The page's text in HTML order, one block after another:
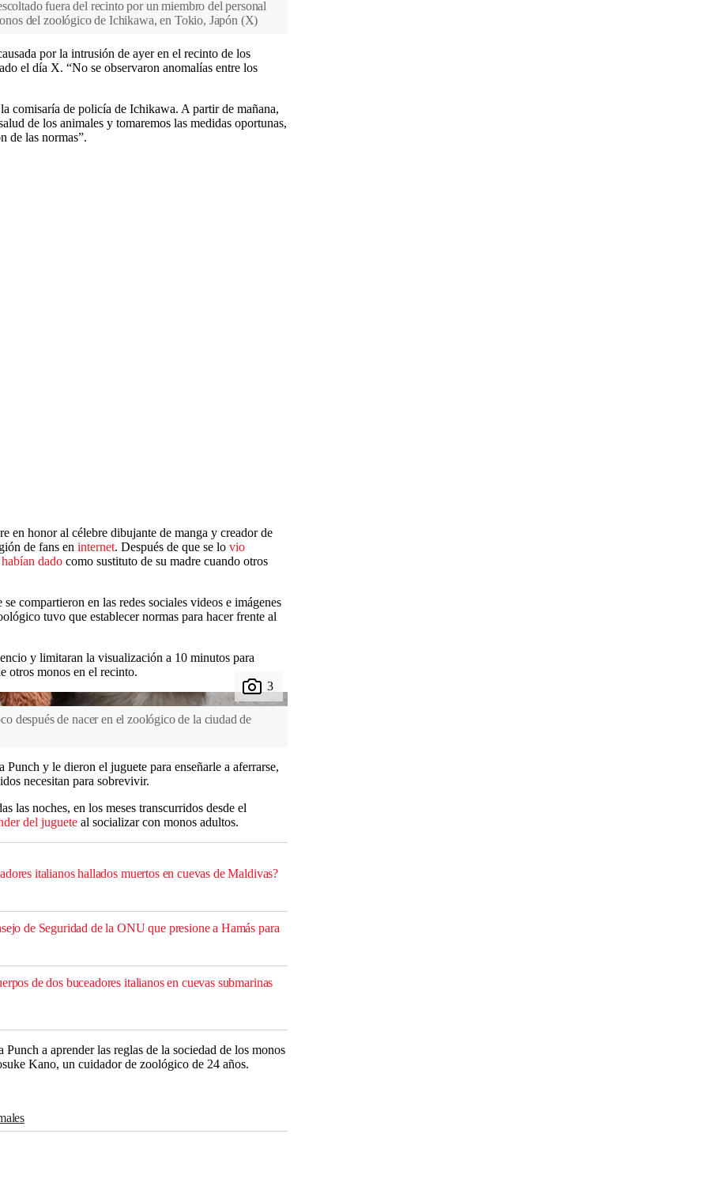
fuera del recinto por un miembro del personal
del zoológico de Ichikawa, en Tokio, Japón (X)
por la intrusión de ayer en el recinto de los
el día X. “No se observaron anomalías entre los
comisaría de policía de Ichikawa. A partir de mañana,
de los animales y tomaremos las medidas oportunas,
de las normas”.
en honor al célebre dibujante de manga y creador de
de fans en internet. Después de que se lo vio
dado como sustituto de su madre cuando otros
compartieron en las redes sociales videos e imágenes
tuvo que establecer normas para hacer frente al
y limitaran la visualización a 10 minutos para
otros monos en el recinto.
después de nacer en el zoológico de la ciudad de
y le dieron el juguete para enseñarle a aferrarse,
necesitan para sobrevivir.
las noches, en los meses transcurridos desde el
del juguete al socializar con monos adultos.
italianos hallados muertos en cuevas de Maldivas?
de Seguridad de la ONU que presione a Hamás para
de dos buceadores italianos en cuevas submarinas
Punch a aprender las reglas de la sociedad de los monos
Kano, un cuidador de zoológico de 24 años.